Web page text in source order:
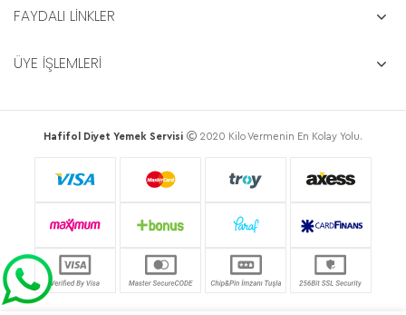
FAYDALI LİNKLER
ÜYE İŞLEMLERİ
Hafifol Diyet Yemek Servisi 2020 Kilo Vermenin En Kolay Yolu.